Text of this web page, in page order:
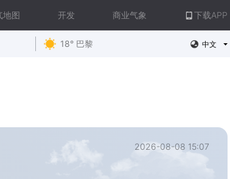
地图 开发 商业气象 下载APP
18° 巴黎 中文
2026-08-08 15:07